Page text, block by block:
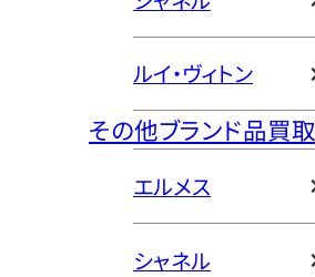
ルイ・ヴィトン
その他ブランド品買取
エルメス
シャネル